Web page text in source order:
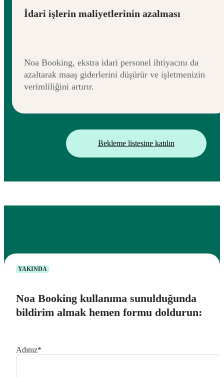
İdari işlerin maliyetlerinin azalması
Noa Booking, ekstra idari personel ihtiyacını da
azaltarak maaş giderlerini düşürür ve işletmenizin
verimliliğini artırır.
Bekleme listesine katılın
YAKINDA
Noa Booking kullanıma sunulduğunda
bildirim almak hemen formu doldurun:
Adınız*